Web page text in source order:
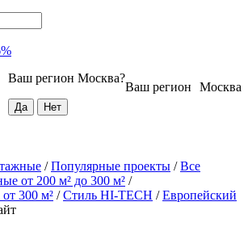
Москва
Ваш регион
Ваш регион Москва?
/Популярные проекты /Все
от 200 м² до 300 м² /
300 м² /Стиль HI-TECH /Европейский